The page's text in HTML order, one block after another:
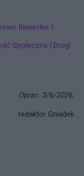
Iławeckie |
Społeczna | Drogi
Oprac. 2/6/2026,
redaktor Gniadek